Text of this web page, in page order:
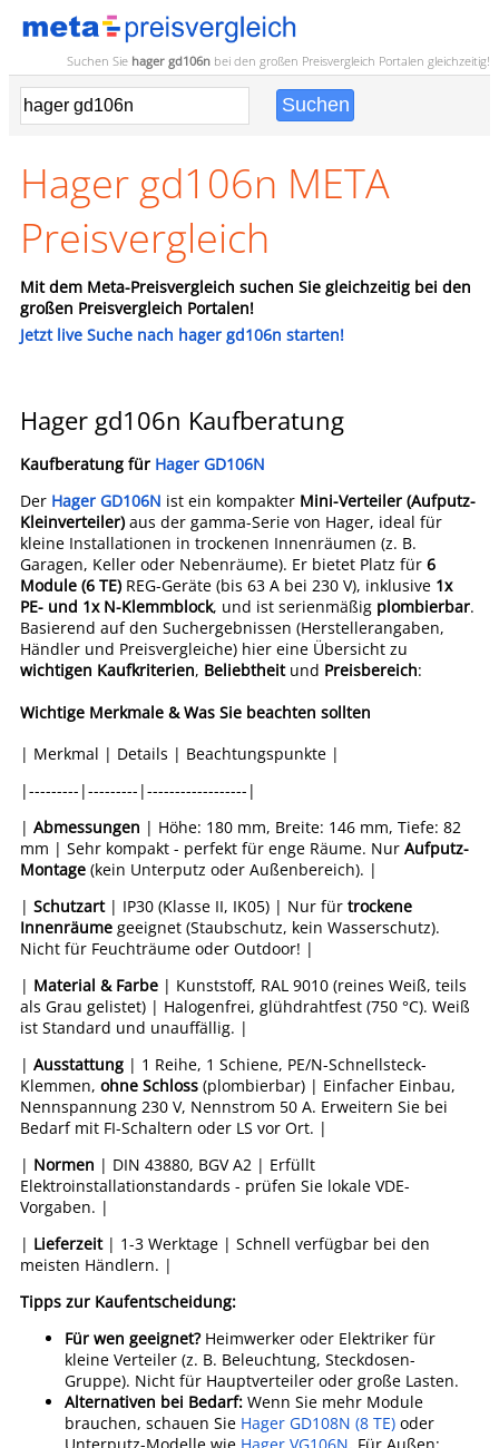
Suchen Sie hager gd106n bei den großen Preisvergleich Portalen gleichzeitig!
Hager gd106n META
Preisvergleich
Mit dem Meta-Preisvergleich suchen Sie gleichzeitig bei den
großen Preisvergleich Portalen!
Jetzt live Suche nach hager gd106n starten!
Hager gd106n Kaufberatung
Kaufberatung für Hager GD106N
Der Hager GD106N ist ein kompakter Mini-Verteiler (Aufputz-
Kleinverteiler) aus der gamma-Serie von Hager, ideal für
kleine Installationen in trockenen Innenräumen (z. B.
Garagen, Keller oder Nebenräume). Er bietet Platz für 6
Module (6 TE) REG-Geräte (bis 63 A bei 230 V), inklusive 1x
PE- und 1x N-Klemmblock, und ist serienmäßig plombierbar.
Basierend auf den Suchergebnissen (Herstellerangaben,
Händler und Preisvergleiche) hier eine Übersicht zu
wichtigen Kaufkriterien, Beliebtheitund Preisbereich:
Wichtige Merkmale & Was Sie beachten sollten
| Merkmal | Details | Beachtungspunkte |
|---------|---------|------------------|
| Abmessungen | Höhe: 180 mm, Breite: 146 mm, Tiefe: 82
mm | Sehr kompakt - perfekt für enge Räume. Nur Aufputz-
Montage (kein Unterputz oder Außenbereich). |
| Schutzart| IP30 (Klasse II, IK05) | Nur für trockene
Innenräume geeignet (Staubschutz, kein Wasserschutz).
Nicht für Feuchträume oder Outdoor! |
| Material & Farbe | Kunststoff, RAL 9010 (reines Weiß, teils
als Grau gelistet) | Halogenfrei, glühdrahtfest (750 °C). Weiß
ist Standard und unauffällig. |
| Ausstattung | 1 Reihe, 1 Schiene, PE/N-Schnellsteck-
Klemmen, ohne Schloss (plombierbar) | Einfacher Einbau,
Nennspannung 230 V, Nennstrom 50 A. Erweitern Sie bei
Bedarf mit FI-Schaltern oder LS vor Ort. |
| Normen | DIN 43880, BGV A2 | Erfüllt
Elektroinstallationstandards - prüfen Sie lokale VDE-
Vorgaben. |
| Lieferzeit| 1-3 Werktage | Schnell verfügbar bei den
meisten Händlern. |
Tipps zur Kaufentscheidung:
Für wen geeignet?Heimwerker oder Elektriker für
kleine Verteiler (z. B. Beleuchtung, Steckdosen-
Gruppe). Nicht für Hauptverteiler oder große Lasten.
Alternativen bei Bedarf: Wenn Sie mehr Module
brauchen, schauen Sie Hager GD108N (8 TE) oder